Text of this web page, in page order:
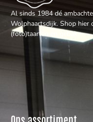
Al sinds 1984 dé
Wolphaartsdijk. Shop hier
(foto)taarten en gebak.